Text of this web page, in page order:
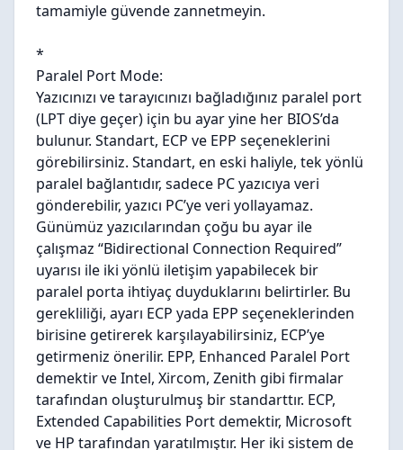
tamamiyle güvende zannetmeyin.
*
Paralel Port Mode:
Yazıcınızı ve tarayıcınızı bağladığınız paralel port
(LPT diye geçer) için bu ayar yine her BIOS’da
bulunur. Standart, ECP ve EPP seçeneklerini
görebilirsiniz. Standart, en eski haliyle, tek yönlü
paralel bağlantıdır, sadece PC yazıcıya veri
gönderebilir, yazıcı PC’ye veri yollayamaz.
Günümüz yazıcılarından çoğu bu ayar ile
çalışmaz “Bidirectional Connection Required”
uyarısı ile iki yönlü iletişim yapabilecek bir
paralel porta ihtiyaç duyduklarını belirtirler. Bu
gerekliliği, ayarı ECP yada EPP seçeneklerinden
birisine getirerek karşılayabilirsiniz, ECP’ye
getirmeniz önerilir. EPP, Enhanced Paralel Port
demektir ve Intel, Xircom, Zenith gibi firmalar
tarafından oluşturulmuş bir standarttır. ECP,
Extended Capabilities Port demektir, Microsoft
ve HP tarafından yaratılmıştır. Her iki sistem de